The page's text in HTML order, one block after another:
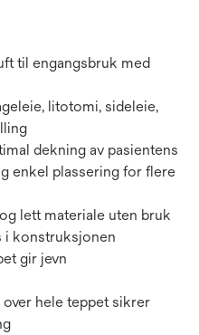
til engangsbruk med
litotomi, sideleie,
dekning av pasientens
enkel plassering for flere
lett materiale uten bruk
i konstruksjonen
gir jevn
hele teppet sikrer